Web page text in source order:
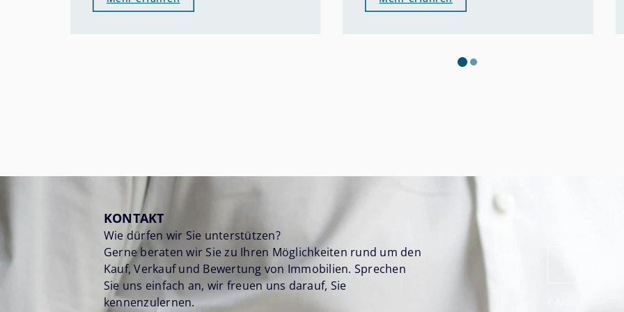
KONTAKT
Wie dürfen wir Sie unterstützen?
Gerne beraten wir Sie zu Ihren Möglichkeiten rund um den
Kauf, Verkauf und Bewertung von Immobilien. Sprechen
Sie uns einfach an, wir freuen uns darauf, Sie
kennenzulernen.